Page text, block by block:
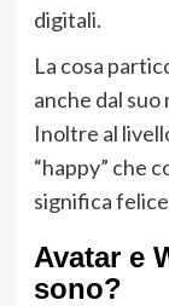
digitali.
La cosa
anche dal suo
Inoltre al
“happy” che
significa
Avatar e
sono?